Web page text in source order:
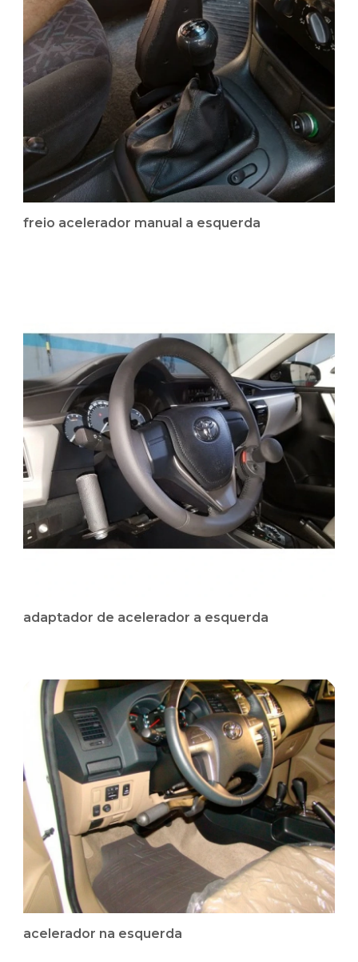
freio acelerador manual a esquerda
adaptador de acelerador a esquerda
acelerador na esquerda